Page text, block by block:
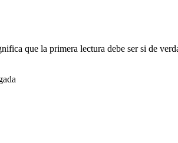
que la primera lectura debe ser si de